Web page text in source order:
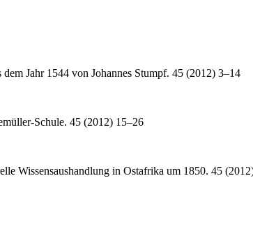
Jahr 1544 von Johannes Stumpf. 45 (2012) 3–14
Schule. 45 (2012) 15–26
Wissensaushandlung in Ostafrika um 1850. 45